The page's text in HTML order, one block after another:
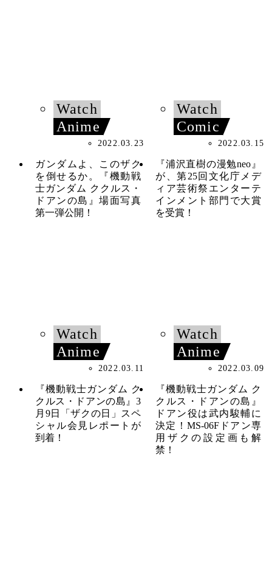
Watch
Anime
2022.03.23
ガンダムよ、このザク
を倒せるか。『機動戦
士ガンダム ククルス・
ドアンの島』場面写真
第一弾公開！
Watch
Comic
2022.03.15
『浦沢直樹の漫勉neo』
が、第25回文化庁メデ
ィア芸術祭エンターテ
インメント部門で大賞
を受賞！
Watch
Anime
2022.03.11
『機動戦士ガンダム ク
クルス・ドアンの島』3
月9日「ザクの日」スペ
シャル会見レポートが
到着！
Watch
Anime
2022.03.09
『機動戦士ガンダム ク
クルス・ドアンの島』
ドアン役は武内駿輔に
決定！MS-06Fドアン専
用ザクの設定画も解
禁！